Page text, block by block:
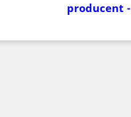
producent -